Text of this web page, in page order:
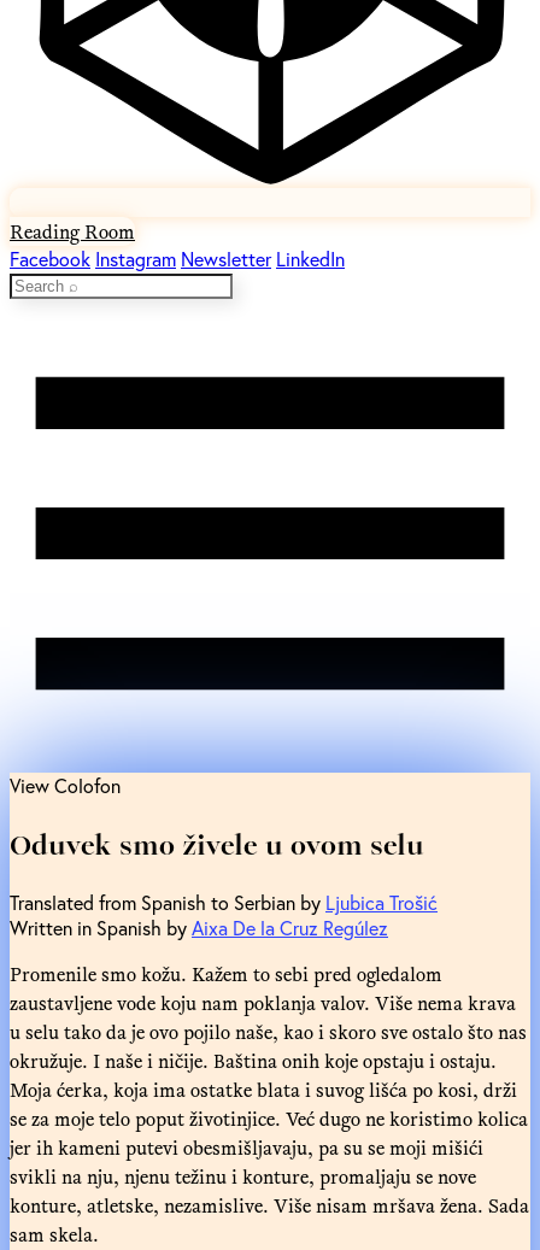
Reading Room
Facebook Instagram Newsletter LinkedIn
View Colofon
Oduvek smo živele u ovom selu
Translated from Spanish to Serbian by Ljubica Trošić
Written in Spanish byAixa De la Cruz Regúlez
Promenile smo kožu. Kažem to sebi pred ogledalom
zaustavljene vode koju nam poklanja valov. Više nema krava
u selu tako da je ovo pojilo naše, kao i skoro sve ostalo što nas
okružuje. I naše i ničije. Baština onih koje opstaju i ostaju.
Moja ćerka, koja ima ostatke blata i suvog lišća po kosi, drži
se za moje telo poput životinjice. Već dugo ne koristimo kolica
jer ih kameni putevi obesmišljavaju, pa su se moji mišići
svikli na nju, njenu težinu i konture, promaljaju se nove
konture, atletske, nezamislive. Više nisam mršava žena. Sada
sam skela.